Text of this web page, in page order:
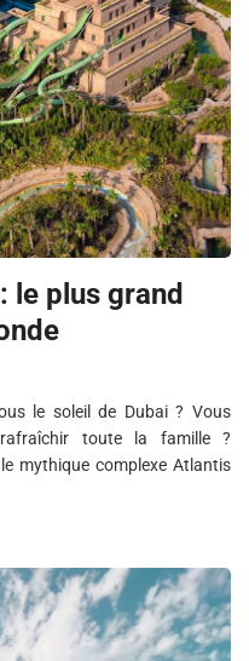
le plus grand
le soleil de Dubai ? Vous
toute la famille ?
mythique complexe Atlantis